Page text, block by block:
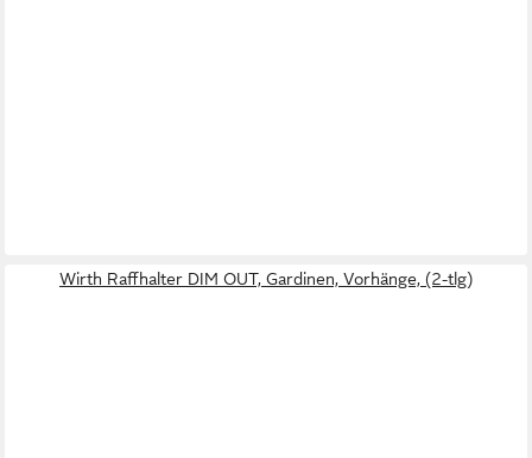
Wirth Raffhalter DIM OUT, Gardinen, Vorhänge, (2-tlg)